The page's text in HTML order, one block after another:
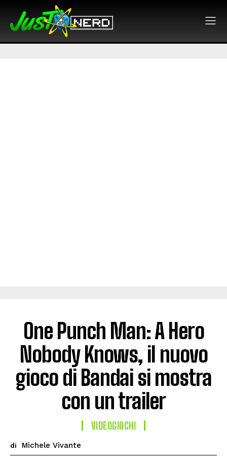
One Punch Man: A Hero
Nobody Knows, il nuovo
gioco di Bandai si mostra
con un trailer
VIDEOGIOCHI
di Michele Vivante